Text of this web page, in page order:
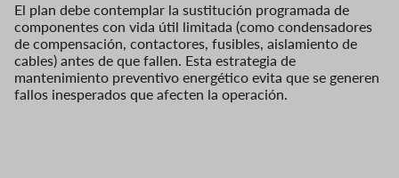
El plan debe contemplar la sustitución programada de
componentes con vida útil limitada (como condensadores
de compensación, contactores, fusibles, aislamiento de
cables) antes de que fallen. Esta estrategia de
mantenimiento preventivo energético evita que se generen
fallos inesperados que afecten la operación.